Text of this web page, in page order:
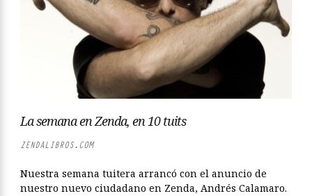
La semana en Zenda, en 10 tuits
ZENDALIBROS.COM
Nuestra semana tuitera arrancó con el anuncio de
nuestro nuevo ciudadano en Zenda, Andrés Calamaro.